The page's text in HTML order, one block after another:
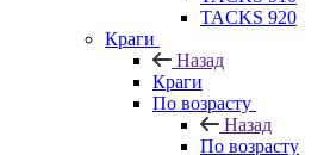
TACKS 920
Краги
Назад
Краги
По возрасту
Назад
По возрасту